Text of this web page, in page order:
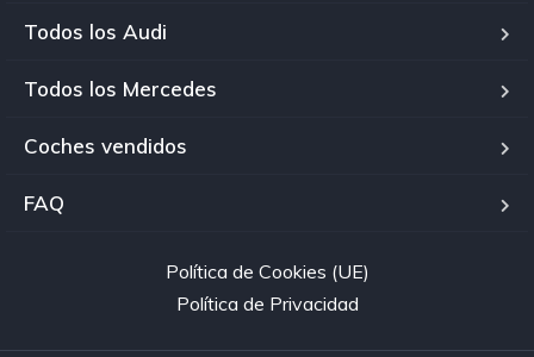
Todos los Audi
Todos los Mercedes
Coches vendidos
FAQ
Política de Cookies (UE)
Política de Privacidad